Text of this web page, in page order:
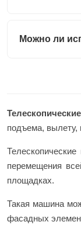
Можно ли
подъема, вылету,
перемещения
площадках.
Такая машина
фасадных